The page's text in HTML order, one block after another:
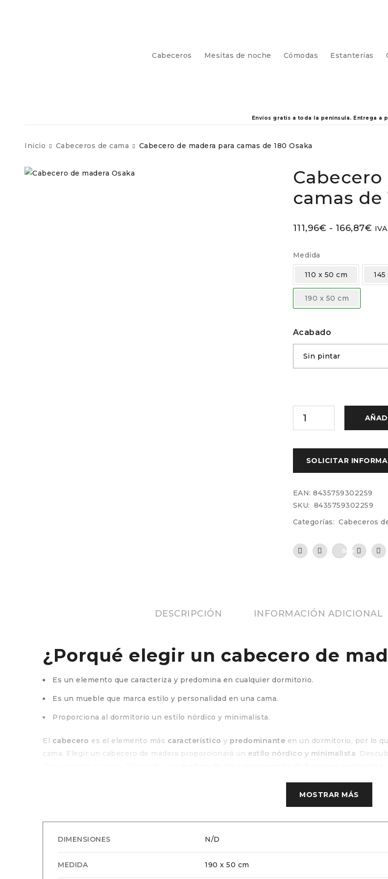
Cabeceros Mesitas de noche Cómodas Estanterías
Envíos gratis a toda la península. Entrega a
Inicio Cabeceros de cama Cabecero de madera para camas de 180 Osaka
camas de
111,96€ - 166,87€
Medida
110 x 50 cm
190 x 50 cm
Acabado
EAN:8435759302259
SKU: 8435759302259
Categorías: Cabeceros
Save
DESCRIPCIÓN INFORMACIÓN ADICIONAL
¿Porqué elegir un cabecero de
Es un elemento que caracteriza y predomina en cualquier dormitorio.
Es un mueble que marca estilo y personalidad en una cama.
Proporciona al dormitorio un estilo nórdico y minimalista.
El cabecero es el elemento más característico y predominante en un dormitorio, por lo
cama. Elegir un cabecero de madera proporcionará un estilo nórdico y minimalista .
¿Qué caracteriza a un cabecero de
Su fabricación es sostenible y responsable.
MOSTRAR MÁS
DIMENSIONES N/D
MEDIDA 190 x 50 cm